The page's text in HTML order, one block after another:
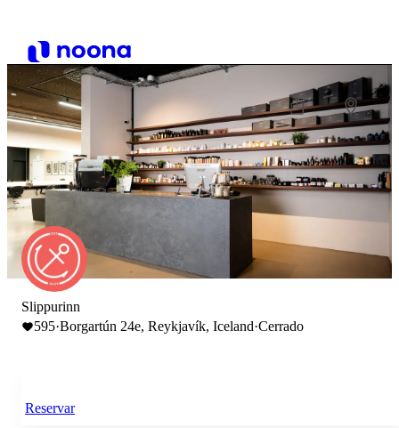
Slippurinn
595·Borgartún 24e, Reykjavík, Iceland·Cerrado
Reservar